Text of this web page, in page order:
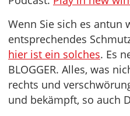
Wenn Sie sich es antun
entsprechendes
hier ist ein solches. Es
BLOGGER. Alles, was
rechts und
und bekämpft, so auch